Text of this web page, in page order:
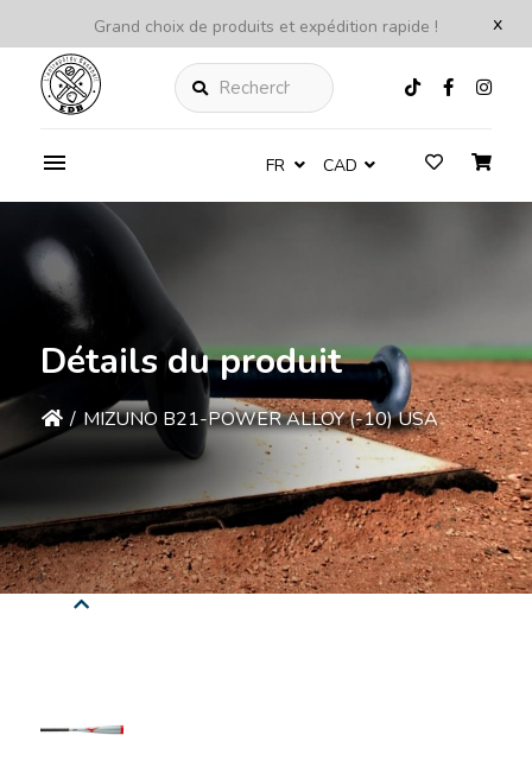
x
Grand choix de produits et expédition rapide !
Rechercher
FR CAD
Détails du produit
/ MIZUNO B21-POWER ALLOY (-10) USA